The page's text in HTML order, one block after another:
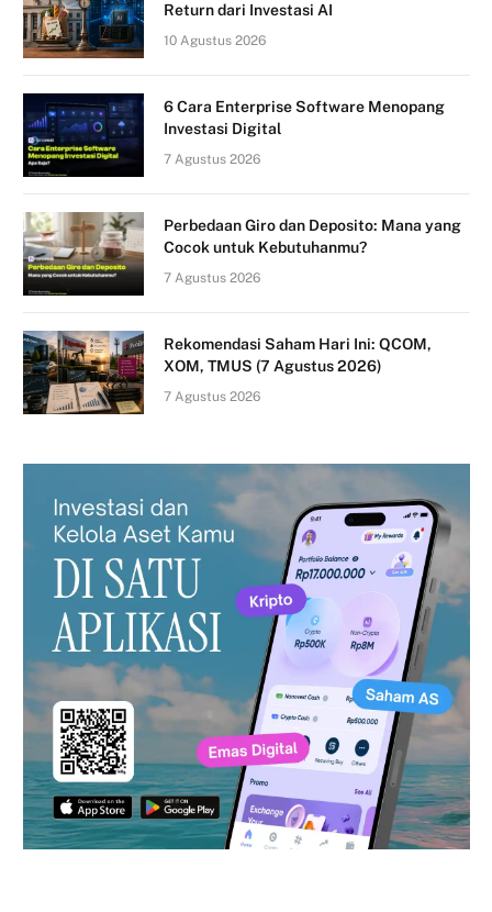
Return dari Investasi AI
10 Agustus 2026
6 Cara Enterprise Software Menopang
Investasi Digital
7 Agustus 2026
Perbedaan Giro dan Deposito: Mana yang
Cocok untuk Kebutuhanmu?
7 Agustus 2026
Rekomendasi Saham Hari Ini: QCOM,
XOM, TMUS (7 Agustus 2026)
7 Agustus 2026